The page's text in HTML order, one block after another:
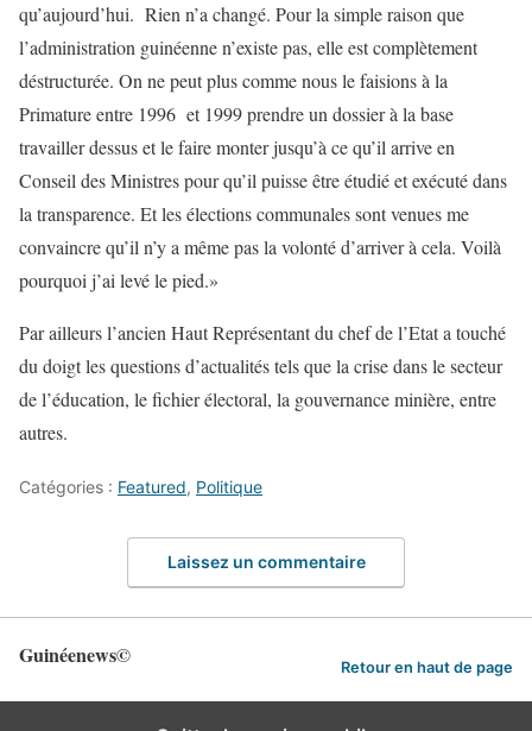
qu’aujourd’hui. Rien n’a changé. Pour la simple raison que
l’administration guinéenne n’existe pas, elle est complètement
déstructurée. On ne peut plus comme nous le faisions à la
Primature entre 1996 et 1999 prendre un dossier à la base
travailler dessus et le faire monter jusqu’à ce qu’il arrive en
Conseil des Ministres pour qu’il puisse être étudié et exécuté dans
la transparence. Et les élections communales sont venues me
convaincre qu’il n’y a même pas la volonté d’arriver à cela. Voilà
pourquoi j’ai levé le pied.»
Par ailleurs l’ancien Haut Représentant du chef de l’Etat a touché
du doigt les questions d’actualités tels que la crise dans le secteur
de l’éducation, le fichier électoral, la gouvernance minière, entre
autres.
Catégories : Featured, Politique
Laissez un commentaire
Guinéenews© Retour en haut de page